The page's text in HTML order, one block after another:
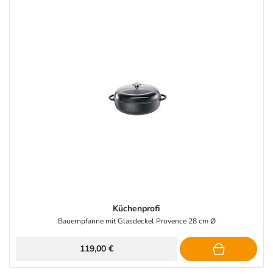
Küchenprofi
Bauernpfanne mit Glasdeckel Provence 28 cm Ø
119,00 €